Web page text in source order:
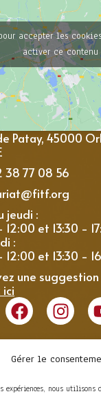
Gérer le
expériences, nous utilisons
accepter les
activer ce contenu
Patay, 45000
38 77 08 56
jeudi :
et 13:30 -
:
et 13:30 -
une suggestion
ici